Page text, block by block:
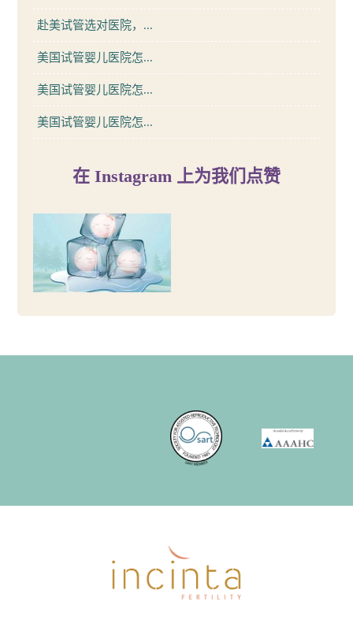
赴美试管选对医院，...
美国试管婴儿医院怎...
美国试管婴儿医院怎...
美国试管婴儿医院怎...
在 Instagram 上为我们点赞